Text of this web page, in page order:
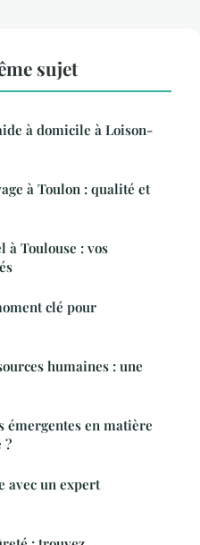
sujet
à domicile à Loison-
à Toulon : qualité et
à Toulouse : vos
clé pour
humaines : une
émergentes en matière
?
avec un expert